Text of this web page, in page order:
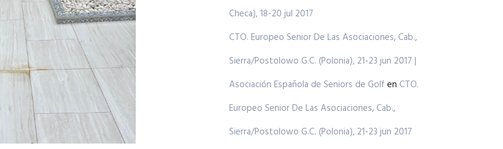
Checa), 18-20 jul 2017
CTO. Europeo Senior De Las Asociaciones, Cab.,
Sierra/Postolowo G.C. (Polonia), 21-23 jun 2017 |
Asociación Española de Seniors de Golf en CTO.
Europeo Senior De Las Asociaciones, Cab.,
Sierra/Postolowo G.C. (Polonia), 21-23 jun 2017